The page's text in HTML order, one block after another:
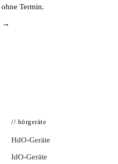
Termin.
→
// hörgeräte
HdO-Geräte
IdO-Geräte